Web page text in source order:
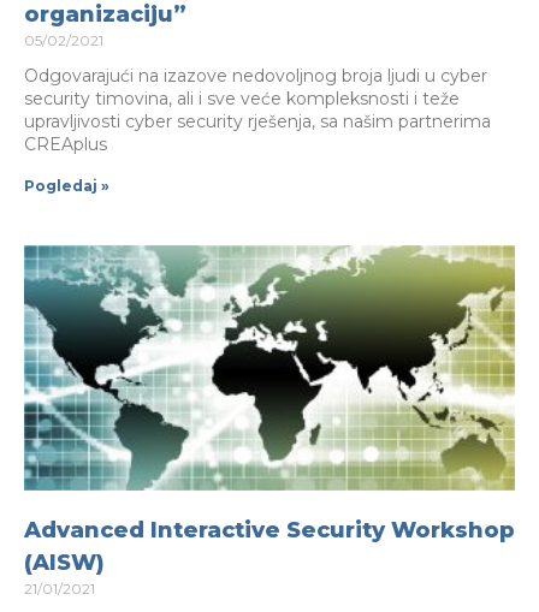
organizaciju”
05/02/2021
Odgovarajući na izazove nedovoljnog broja ljudi u cyber
security timovina, ali i sve veće kompleksnosti i teže
upravljivosti cyber security rješenja, sa našim partnerima
CREAplus
Pogledaj »
Advanced Interactive Security Workshop
(AISW)
21/01/2021